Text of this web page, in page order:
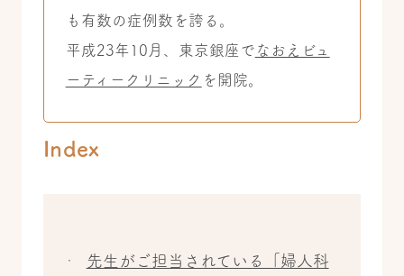
も有数の症例数を誇る。
平成23年10月、東京銀座で なおえビュ
ーティークリニック を開院。
Index
先生がご担当されている「婦人科